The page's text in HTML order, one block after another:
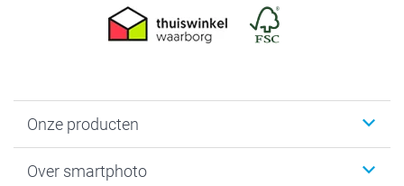
Onze producten
Fotoboeken
Over smartphoto